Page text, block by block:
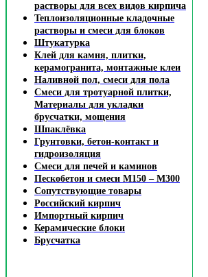
растворы для всех видов кирпича
Теплоизоляционные кладочные
растворы и смеси для блоков
Штукатурка
Клей для камня, плитки,
керамогранита, монтажные клеи
Наливной пол, смеси для пола
Смеси для тротуарной плитки,
Материалы для укладки
брусчатки, мощения
Шпаклёвка
Грунтовки, бетон-контакт и
гидроизоляция
Смеси для печей и каминов
Пескобетон и смеси М150 – М300
Сопутствующие товары
Российский кирпич
Импортный кирпич
Керамические блоки
Брусчатка